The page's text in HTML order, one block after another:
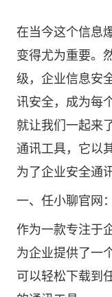
在当今这个信息
变得尤为重要。
级，企业信息安
讯安全，成为每
就让我们一起来
通讯工具，它以
为了企业安全通
一、 任小聊官网
作为一款专注于
为企业提供了一
可以轻松下载到